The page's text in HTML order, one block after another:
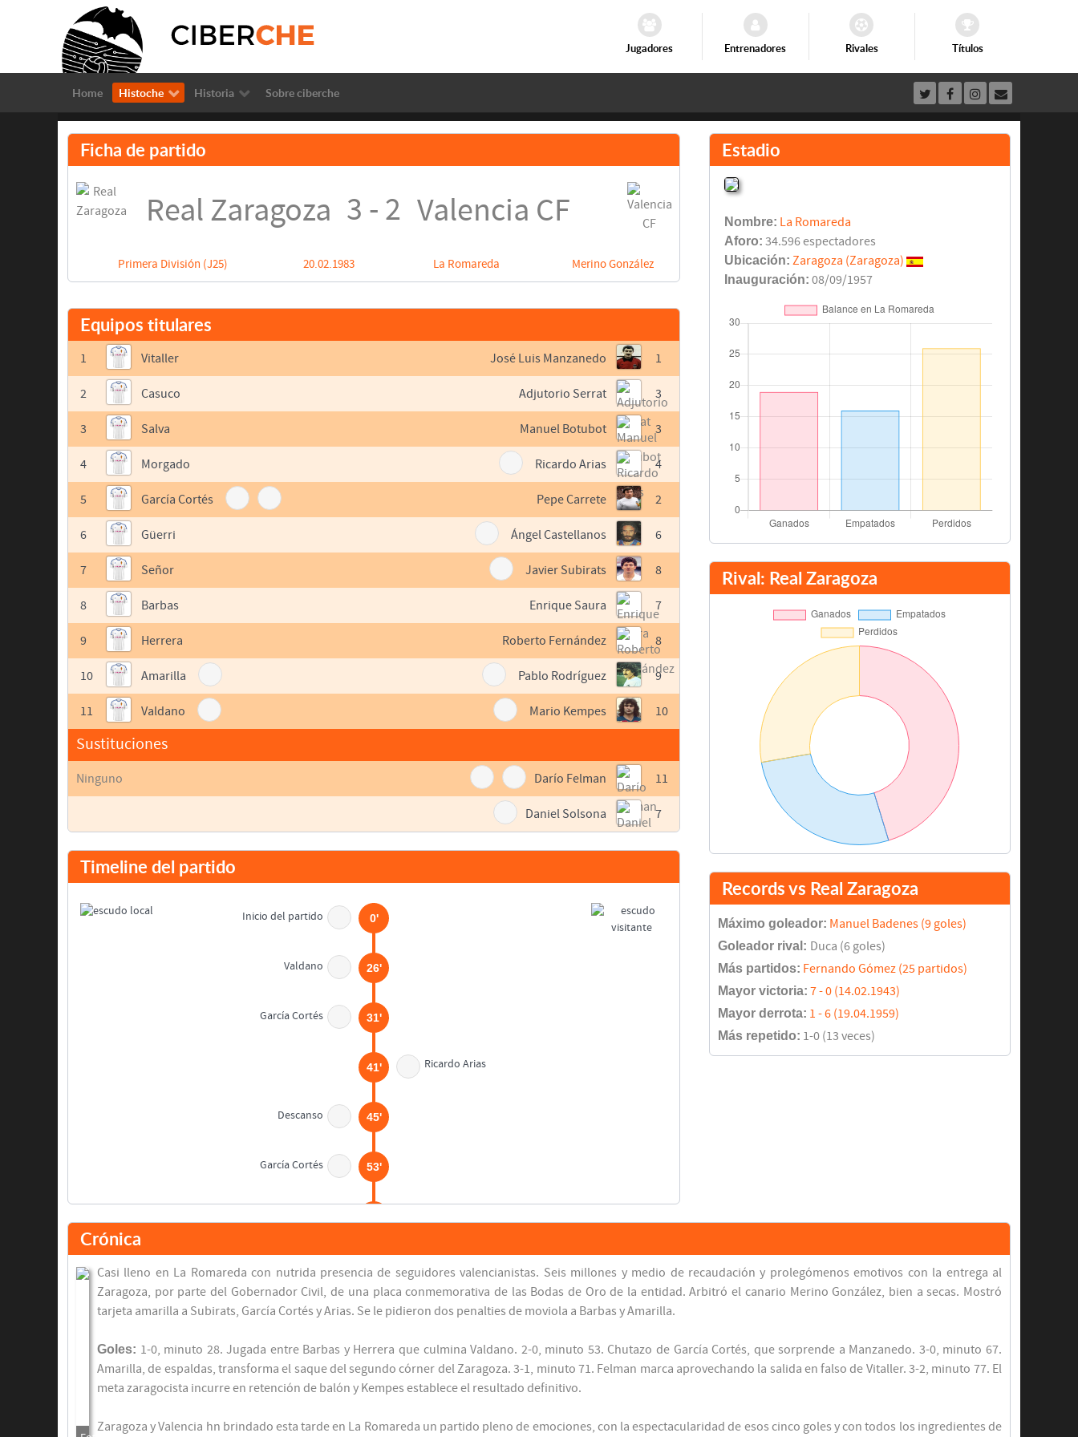
Jugadores Entrenadores Rivales Títulos
Home Histoche Historia Sobre ciberche
Ficha de partido
Real Zaragoza 3 - 2 Valencia CF
Primera División (J25) 20.02.1983 La Romareda Merino González
Equipos titulares
1 Vitaller
2 Casuco
3 Salva
4 Morgado
5 García Cortés
6 Güerri
7 Señor
8 Barbas
9 Herrera
10 Amarilla
11 Valdano
Sustituciones
Ninguno
1
José Luis Manzanedo
3
Adjutorio Serrat
3
Manuel Botubot
4
Ricardo Arias
2
Pepe Carrete
6
Ángel Castellanos
8
Javier Subirats
7
Enrique Saura
8
Roberto Fernández
9
Pablo Rodríguez
10
Mario Kempes
11
Darío Felman
7
Daniel Solsona
Timeline del partido
Inicio del partido 0'
Valdano 26'
García Cortés 31'
Ricardo Arias
41'
Descanso 45'
García Cortés 53'
Ángel Castellanos
Amarilla 66'
Darío Felman
72'
Daniel Solsona
Pablo Rodríguez
76'
Asist: Enrique Saura
77'
Estadio
Nombre: La Romareda
Aforo: 34.596 espectadores
Ubicación: Zaragoza (Zaragoza)
Inauguración: 08/09/1957
Rival: Real Zaragoza
Records vs Real Zaragoza
Máximo goleador: Manuel Badenes (9 goles)
Goleador rival: Duca (6 goles)
Más partidos: Fernando Gómez (25 partidos)
Mayor victoria: 7 - 0 (14.02.1943)
Mayor derrota: 1 - 6 (19.04.1959)
Más repetido: 1-0 (13 veces)
Crónica
Casi lleno en La Romareda con nutrida presencia de seguidores valencianistas. Seis millones y medio de recaudación y prolegómenos emotivos con la entrega al
Zaragoza, por parte del Gobernador Civil, de una placa conmemorativa de las Bodas de Oro de la entidad. Arbitró el canario Merino González, bien a secas. Mostró
tarjeta amarilla a Subirats, García Cortés y Arias. Se le pidieron dos penalties de moviola a Barbas y Amarilla.
Goles: 1-0, minuto 28. Jugada entre Barbas y Herrera que culmina Valdano. 2-0, minuto 53. Chutazo de García Cortés, que sorprende a Manzanedo. 3-0, minuto 67.
Amarilla, de espaldas, transforma el saque del segundo córner del Zaragoza. 3-1, minuto 71. Felman marca aprovechando la salida en falso de Vitaller. 3-2, minuto 77. El
meta zaragocista incurre en retención de balón y Kempes establece el resultado definitivo.
Zaragoza y Valencia hn brindado esta tarde en La Romareda un partido pleno de emociones, con la espectacularidad de esos cinco goles y con todos los ingredientes de